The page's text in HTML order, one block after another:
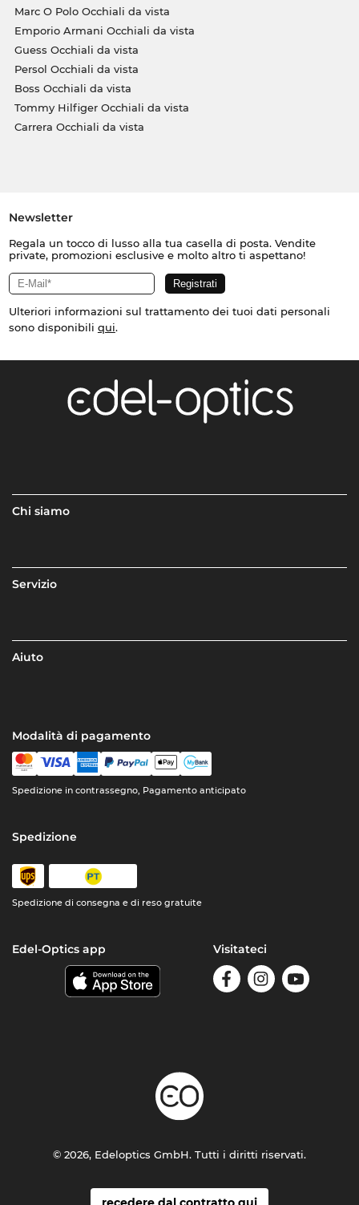
Marc O Polo Occhiali da vista
Emporio Armani Occhiali da vista
Guess Occhiali da vista
Persol Occhiali da vista
Boss Occhiali da vista
Tommy Hilfiger Occhiali da vista
Carrera Occhiali da vista
Newsletter
Regala un tocco di lusso alla tua casella di posta. Vendite
private, promozioni esclusive e molto altro ti aspettano!
Ulteriori informazioni sul trattamento dei tuoi dati personali
sono disponibili qui.
Chi siamo
Servizio
Aiuto
Modalità di pagamento
Spedizione in contrassegno, Pagamento anticipato
Spedizione
Spedizione di consegna e di reso gratuite
Edel-Optics app Visitateci
© 2026, Edeloptics GmbH. Tutti i diritti riservati.